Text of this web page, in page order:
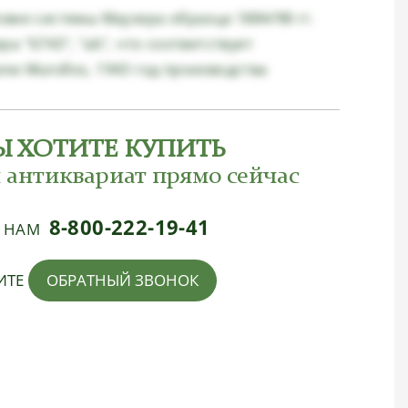
системы Маузера образца 1884/98 гг.
"6743", "ab", что соответствует
Mundlos, 1943 год производства
ХОТИТЕ КУПИТЬ
прямо сейчас
НАМ 8-800-222-19-41
ОБРАТНЫЙ ЗВОНОК